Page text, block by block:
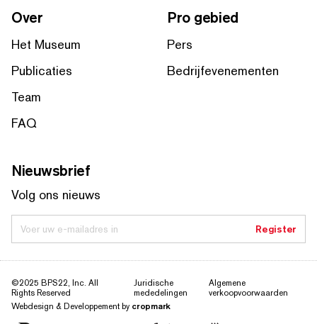
Over
Het Museum
Publicaties
Team
FAQ
Pro gebied
Pers
Bedrijfevenementen
Nieuwsbrief
Volg ons nieuws
Voer uw e-mailadres in Register
©2025 BPS22, Inc. All
Rights Reserved
Juridische
mededelingen
Algemene
verkoopvoorwaarden
Webdesign & Developpement by cropmark